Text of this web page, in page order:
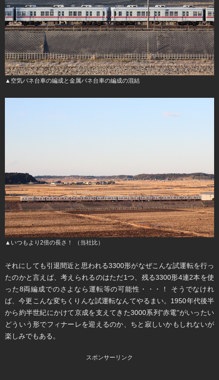
▲空気バネ台車の編成と金属バネ台車の編成の混結
▲いつもより2倍の長さ！ （当社比）
それにしても引退間近と思われる3300形がなぜこんな試運転を行っ
たのかと言えば、考えられるのはただ1つ、残る3300形4連2本を使
った8両編成でのさよなら運転等の可能性・・・！ そうでなけれ
ば、今更こんな変ちくりんな試運転なんてやるまい。1950年代後半
から約半世紀にかけて京成を支えてきた3000系列"赤電"がいったい
どういう形でフィナーレを迎えるのか、ちと寂しいかもしれないが
楽しみでもある。
スポンサーリンク